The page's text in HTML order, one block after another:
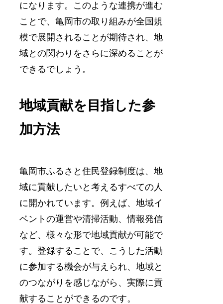
になります。このような連携が進む
ことで、亀岡市の取り組みが全国規
模で展開されることが期待され、地
域との関わりをさらに深めることが
できるでしょう。
地域貢献を目指した参
加方法
亀岡市ふるさと住民登録制度は、地
域に貢献したいと考えるすべての人
に開かれています。例えば、地域イ
ベントの運営や清掃活動、情報発信
など、様々な形で地域貢献が可能で
す。登録することで、こうした活動
に参加する機会が与えられ、地域と
のつながりを感じながら、実際に貢
献することができるのです。